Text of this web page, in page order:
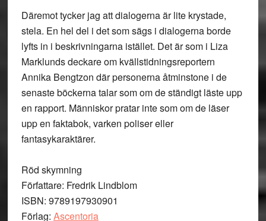
Däremot tycker jag att dialogerna är lite krystade,
stela. En hel del i det som sägs i dialogerna borde
lyfts in i beskrivningarna istället. Det är som i Liza
Marklunds deckare om kvällstidningsreportern
Annika Bengtzon där personerna åtminstone i de
senaste böckerna talar som om de ständigt läste upp
en rapport. Människor pratar inte som om de läser
upp en faktabok, varken poliser eller
fantasykaraktärer.
Röd skymning
Författare: Fredrik Lindblom
ISBN: 9789197930901
Förlag: Ascentoria